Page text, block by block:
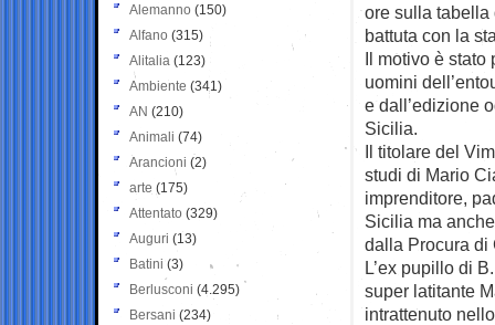
ore sulla
battuta con la
Il motivo è stato
uomini
e dall’edizione
Sicilia.
Il titolare del
studi di Mario
imprenditore,
Sicilia ma
dalla Procura di
L’ex pupillo di
super latitante
intrattenuto
Alemanno (150)
Alfano (315)
Alitalia (123)
Ambiente (341)
AN (210)
Animali (74)
Arancioni (2)
arte (175)
Attentato (329)
Auguri (13)
Batini (3)
Berlusconi (4.295)
Bersani (234)